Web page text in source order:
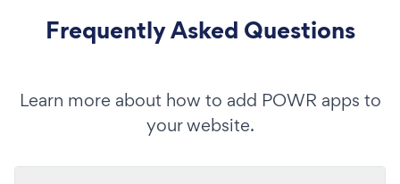
Frequently Asked Questions
Learn more about how to add POWR apps to
your website.